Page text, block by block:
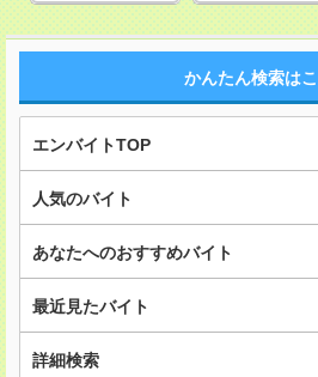
かんたん検索は
エンバイトTOP
人気のバイト
あなたへのおすすめバイト
最近見たバイト
詳細検索